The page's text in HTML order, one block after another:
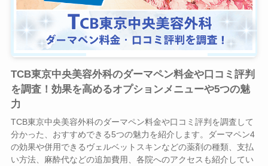
TCB東京中央美容外科のダーマペン料金や口コミ評判
を調査！効果を高めるオプションメニューや5つの魅
力
TCB東京中央美容外科のダーマペン料金や口コミ評判を調査して
分かった、おすすめできる5つの魅力を紹介します。ダーマペン4
の効果や併用できるヴェルベットスキンなどの薬剤の種類、支払
い方法、麻酔代などの追加費用、各院へのアクセスも紹介してい